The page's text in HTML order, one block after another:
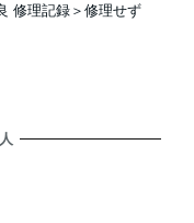
修理記録＞修理せず